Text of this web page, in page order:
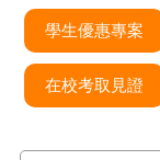
學生優惠專案
在校考取見證